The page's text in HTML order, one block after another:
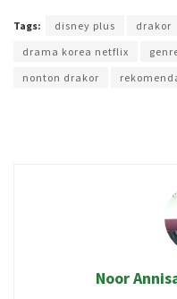
Tags: disney plus drakor
drama korea netflix
nonton drakor
Noor